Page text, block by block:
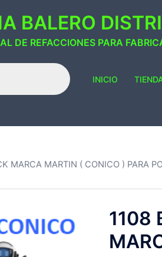
BALERO
DE REFACCIONES PARA
INICIO
MARCA MARTIN ( CONICO ) PARA
1108